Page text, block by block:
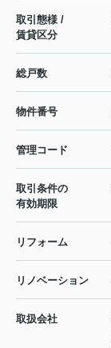
取引態様 /
賃貸区分
総戸数
物件番号
管理コード
取引条件の
有効期限
リフォーム
リノベーション
取扱会社